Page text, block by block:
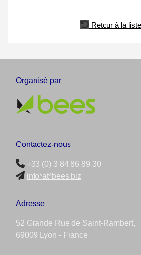
Retour à la liste
Organisé par
Contactez-nous
+33 (0) 3 84 86 89 30
info*at*bees.biz
Adresse
52 Grande Rue de Saint-Rambert,
69009 Lyon - France